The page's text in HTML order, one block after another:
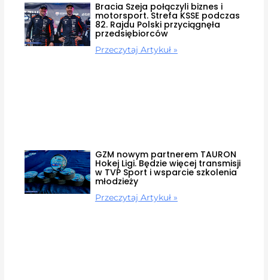
Bracia Szeja połączyli biznes i
motorsport. Strefa KSSE podczas
82. Rajdu Polski przyciągnęła
przedsiębiorców
Przeczytaj Artykuł »
GZM nowym partnerem TAURON
Hokej Ligi. Będzie więcej transmisji
w TVP Sport i wsparcie szkolenia
młodzieży
Przeczytaj Artykuł »